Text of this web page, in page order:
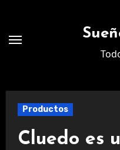
contenido
Productos
Cluedo es